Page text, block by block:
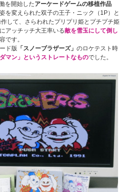
を開始したアーケードゲームの移植作品
を変えられた双子の王子・ニック（1P）と
作して、さらわれたプリプリ姫とプチプチ姫
アッチッチ大王率いる敵を雪玉にして倒し
です。
ド版 「スノーブラザーズ」 のロケテスト時
ダマン」というストレートなものでした。